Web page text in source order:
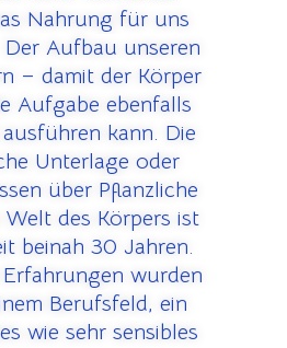
Nahrung für uns
Aufbau unseren
– damit der Körper
Aufgabe ebenfalls
kann. Die
Unterlage oder
über Pflanzliche
des Körpers ist
beinah 30 Jahren.
wurden
Berufsfeld, ein
wie sehr sensibles